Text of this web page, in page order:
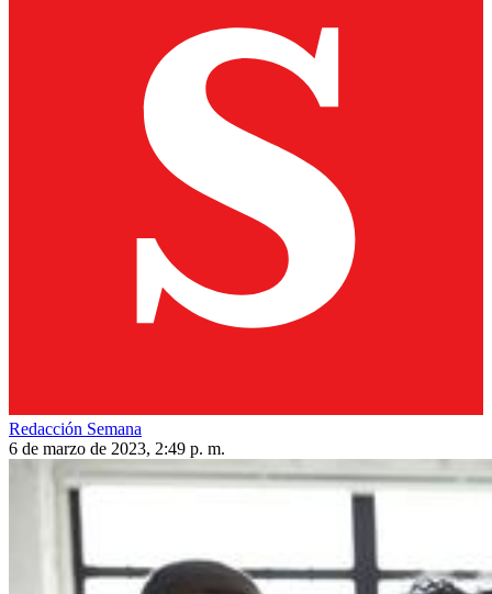
Redacción Semana
6 de marzo de 2023, 2:49 p. m.